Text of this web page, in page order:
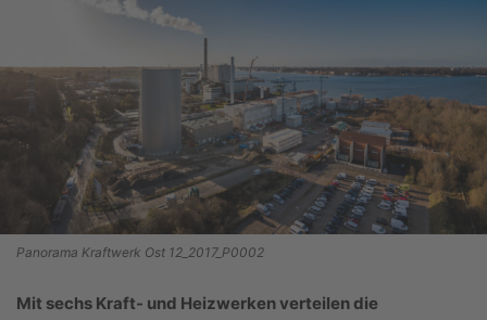
Panorama Kraftwerk Ost 12_2017_P0002
Mit sechs Kraft- und Heizwerken verteilen die